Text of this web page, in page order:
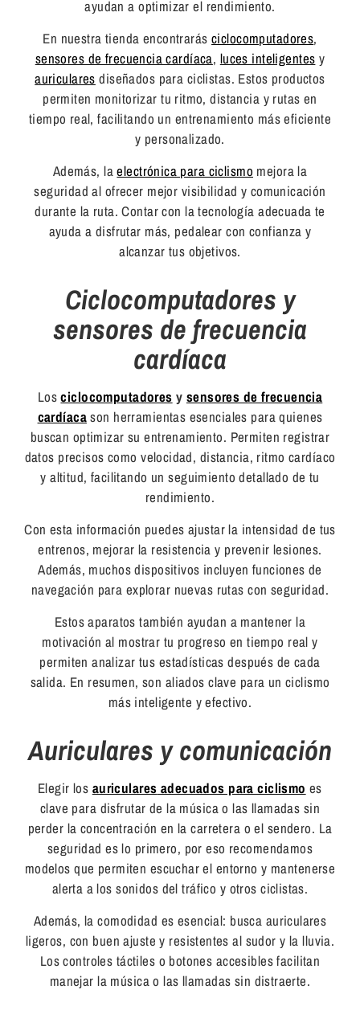
ayudan a optimizar el rendimiento.
En nuestra tienda encontrarásciclocomputadores,
sensores de frecuencia cardíaca, luces inteligentes y
auriculares diseñados para ciclistas. Estos productos
permiten monitorizar tu ritmo, distancia y rutas en
tiempo real, facilitando un entrenamiento más eficiente
y personalizado.
Además, laelectrónica para ciclismo mejora la
seguridad al ofrecer mejor visibilidad y comunicación
durante la ruta. Contar con la tecnología adecuada te
ayuda a disfrutar más, pedalear con confianza y
alcanzar tus objetivos.
Ciclocomputadores y
sensores de frecuencia
cardíaca
Losciclocomputadores y sensores de frecuencia
cardíacason herramientas esenciales para quienes
buscan optimizar su entrenamiento. Permiten registrar
datos precisos como velocidad, distancia, ritmo cardíaco
y altitud, facilitando un seguimiento detallado de tu
rendimiento.
Con esta información puedes ajustar la intensidad de tus
entrenos, mejorar la resistencia y prevenir lesiones.
Además, muchos dispositivos incluyen funciones de
navegación para explorar nuevas rutas con seguridad.
Estos aparatos también ayudan a mantener la
motivación al mostrar tu progreso en tiempo real y
permiten analizar tus estadísticas después de cada
salida. En resumen, son aliados clave para un ciclismo
más inteligente y efectivo.
Auriculares y comunicación
Elegir los auriculares adecuados para ciclismo es
clave para disfrutar de la música o las llamadas sin
perder la concentración en la carretera o el sendero. La
seguridad es lo primero, por eso recomendamos
modelos que permiten escuchar el entorno y mantenerse
alerta a los sonidos del tráfico y otros ciclistas.
Además, la comodidad es esencial: busca auriculares
ligeros, con buen ajuste y resistentes al sudor y la lluvia.
Los controles táctiles o botones accesibles facilitan
manejar la música o las llamadas sin distraerte.